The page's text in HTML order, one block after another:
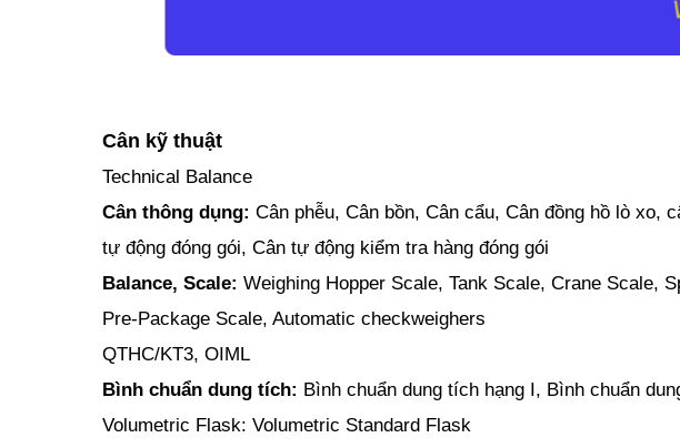
Cân kỹ thuật
Technical Balance
Cân thông dụng: Cân phễu, Cân bồn, Cân cẩu, Cân đồng hồ lò xo,
tự động đóng gói, Cân tự động kiểm tra hàng đóng gói
Balance, Scale: Weighing Hopper Scale, Tank Scale, Crane Scale,
Pre-Package Scale, Automatic checkweighers
QTHC/KT3, OIML
Bình chuẩn dung tích: Bình chuẩn dung tích hạng I, Bình chuẩn
Volumetric Flask: Volumetric Standard Flask